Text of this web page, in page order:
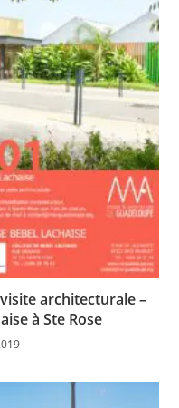
architecturale –
à Ste Rose